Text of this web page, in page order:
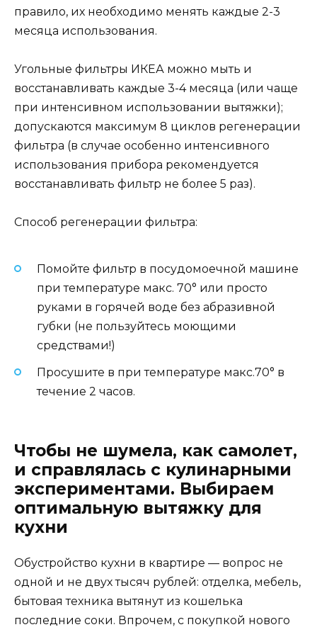
правило, их необходимо менять каждые 2-3
месяца использования.
Угольные фильтры ИКЕА можно мыть и
восстанавливать каждые 3-4 месяца (или чаще
при интенсивном использовании вытяжки);
допускаются максимум 8 циклов регенерации
фильтра (в случае особенно интенсивного
использования прибора рекомендуется
восстанавливать фильтр не более 5 раз).
Способ регенерации фильтра:
Помойте фильтр в посудомоечной машине
при температуре макс. 70° или просто
руками в горячей воде без абразивной
губки (не пользуйтесь моющими
средствами!)
Просушите в при температуре макс.70° в
течение 2 часов.
Чтобы не шумела, как самолет,
и справлялась с кулинарными
экспериментами. Выбираем
оптимальную вытяжку для
кухни
Обустройство кухни в квартире — вопрос не
одной и не двух тысяч рублей: отделка, мебель,
бытовая техника вытянут из кошелька
последние соки. Впрочем, с покупкой нового